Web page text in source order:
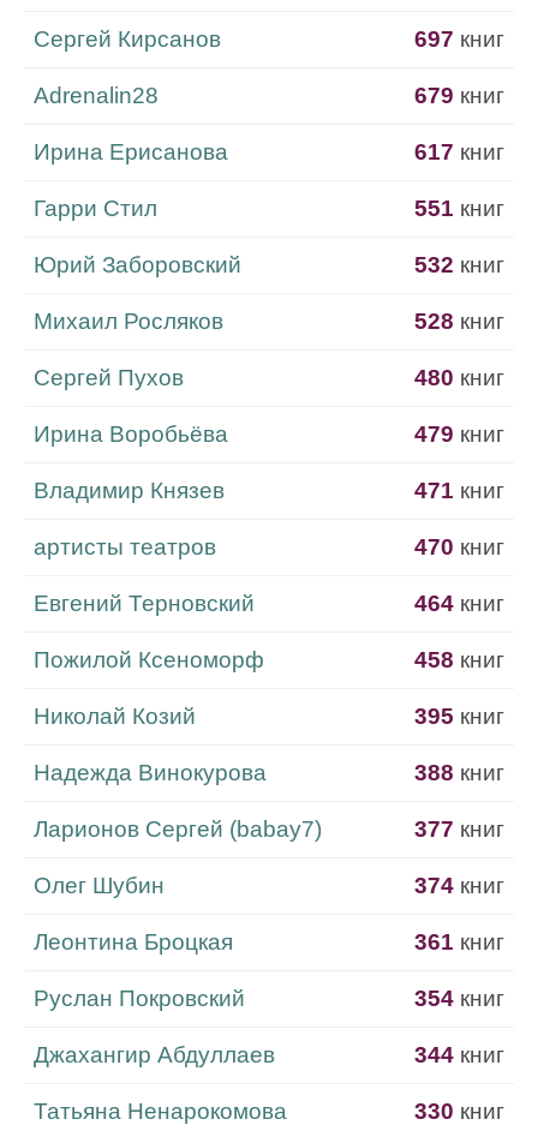
Сергей Кирсанов 697 книг
Adrenalin28 679 книг
Ирина Ерисанова 617 книг
Гарри Стил 551 книг
Юрий Заборовский 532 книг
Михаил Росляков 528 книг
Сергей Пухов 480 книг
Ирина Воробьёва 479 книг
Владимир Князев 471 книг
артисты театров 470 книг
Евгений Терновский 464 книг
Пожилой Ксеноморф 458 книг
Николай Козий 395 книг
Надежда Винокурова 388 книг
Ларионов Сергей (babay7) 377 книг
Олег Шубин 374 книг
Леонтина Броцкая 361 книг
Руслан Покровский 354 книг
Джахангир Абдуллаев 344 книг
Татьяна Ненарокомова 330 книг